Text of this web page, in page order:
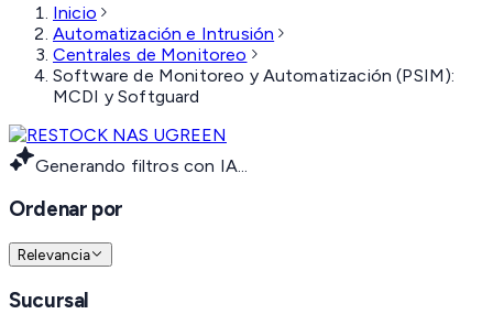
Inicio
Automatización e Intrusión
Centrales de Monitoreo
Software de Monitoreo y Automatización (PSIM):
MCDI y Softguard
Generando filtros con IA...
Ordenar por
Relevancia
Sucursal